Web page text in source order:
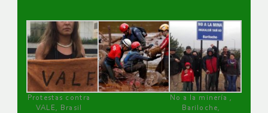
Protestas contra
VALE, Brasil
No a la minería ,
Bariloche,